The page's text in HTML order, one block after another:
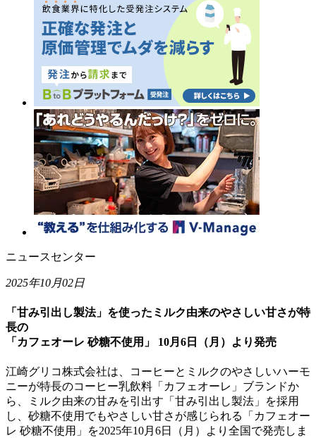
ニュースセンター
2025年10月02日
「甘み引出し製法」を使ったミルク由来のやさしい甘さが特
長の
「カフェオーレ 砂糖不使用」 10月6日（月）より発売
江崎グリコ株式会社は、コーヒーとミルクのやさしいハーモ
ニーが特長のコーヒー乳飲料「カフェオーレ」ブランドか
ら、ミルク由来の甘みを引出す「甘み引出し製法」を採用
し、砂糖不使用でもやさしい甘さが感じられる「カフェオー
レ 砂糖不使用」を2025年10月6日（月）より全国で発売しま